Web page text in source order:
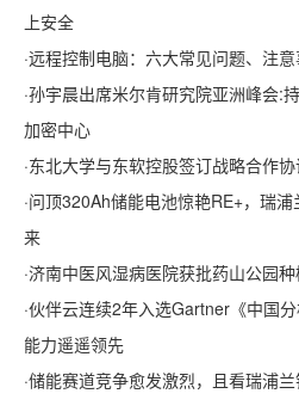
上安全
·远程控制电脑：六大常见问题、注
·孙宇晨出席米尔肯研究院亚洲峰会:
加密中心
·东北大学与东软控股签订战略合作协
·问顶320Ah储能电池惊艳RE+，瑞
来
·济南中医风湿病医院获批药山公园
·伙伴云连续2年入选Gartner《中国
能力遥遥领先
·储能赛道竞争愈发激烈，且看瑞浦